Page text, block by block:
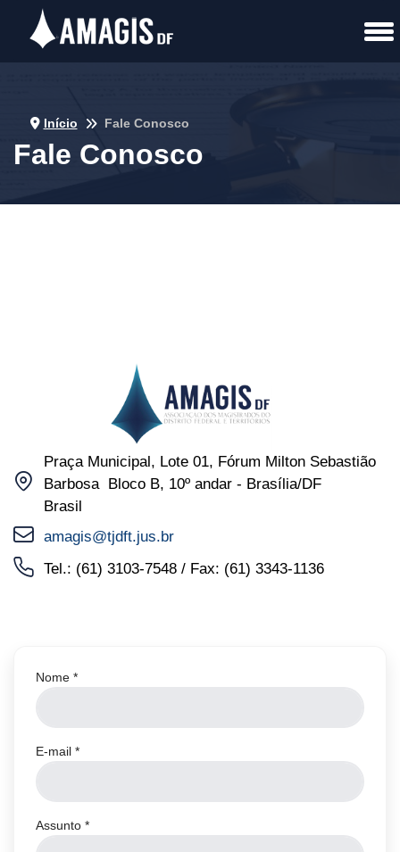
Fale Conosco
Início Fale Conosco
Nome *
E-mail *
Assunto *
Endereço
Praça Municipal, Lote 01, Fórum Milton Sebastião
Barbosa Bloco B, 10º andar - Brasília/DF
Brasil
COM_CONTACT_EMAIL
amagis@tjdft.jus.br
Telefone
Tel.: (61) 3103-7548 / Fax: (61) 3343-1136